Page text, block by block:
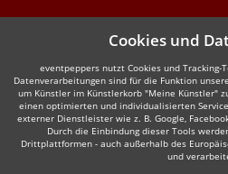
Cookies und
eventpeppers nutzt Cookies und Tracking-
Datenverarbeitungen sind für die Funktion
um Künstler im Künstlerkorb "Meine Künstler"
einen optimierten und individualisierten
externer Dienstleister wie z. B. Google,
Durch die Einbindung dieser Tools
Drittplattformen - auch außerhalb des
und